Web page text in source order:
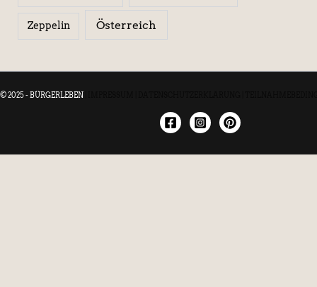
Zeppelin Österreich
© 2025 - BÜRGERLEBEN